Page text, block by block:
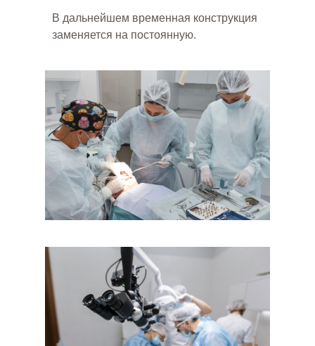
В дальнейшем временная конструкция
заменяется на постоянную.